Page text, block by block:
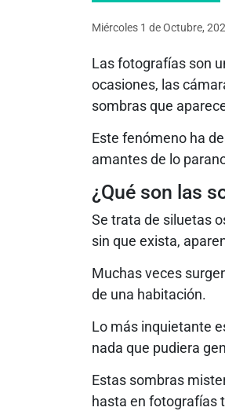
Miércoles 1 deOctubre,
Las fotografías son
ocasiones, las
sombras que
Este fenómeno ha
amantes de lo
¿Qué son las
Se trata de siluetas
sin que exista,
Muchas veces
de una habitación.
Lo más inquietante
nada que pudiera
Estas sombras
hasta en fotografías